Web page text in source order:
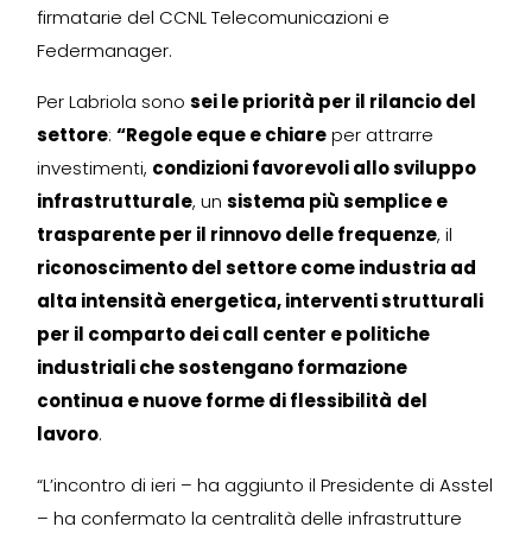
firmatarie del CCNL Telecomunicazioni e
Federmanager.
Per Labriola sonosei le priorità per il rilancio del
settore:“Regole eque e chiareper attrarre
investimenti, condizioni favorevoli allo sviluppo
infrastrutturale, unsistema più semplice e
trasparente per il rinnovo delle frequenze, il
riconoscimento del settore come industria ad
alta intensità energetica, interventi strutturali
per il comparto dei call center e politiche
industriali che sostengano formazione
continua e nuove forme di flessibilità del
lavoro.
“L’incontro di ieri – ha aggiunto il Presidente di Asstel
– ha confermato la centralità delle infrastrutture